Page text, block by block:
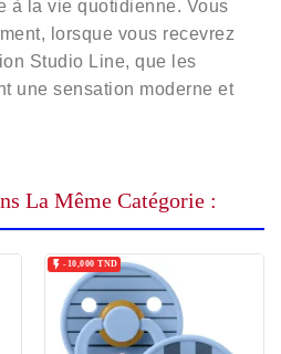
à la vie quotidienne. Vous
lorsque vous recevrez
Studio Line, que les
une sensation moderne et
La Même Catégorie :
-10,000 TND